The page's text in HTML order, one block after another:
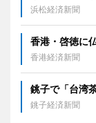
浜松経済新聞
香港・啓徳に
香港経済新聞
銚子で「台湾
銚子経済新聞